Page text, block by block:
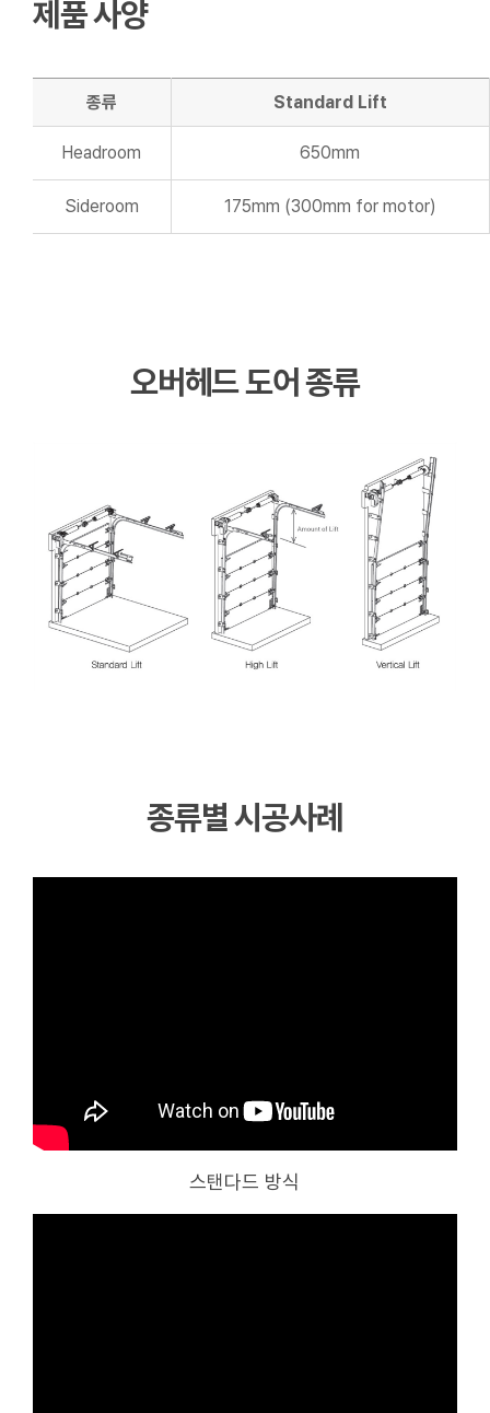
제품 사양
종류 Standard Lift
Headroom 650mm
Sideroom 175mm (300mm for motor)
오버헤드 도어 종류
종류별 시공사례
스탠다드 방식